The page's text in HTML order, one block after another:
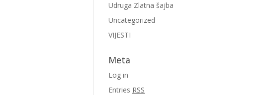
Udruga Zlatna šajba
Uncategorized
VIJESTI
Meta
Log in
Entries RSS